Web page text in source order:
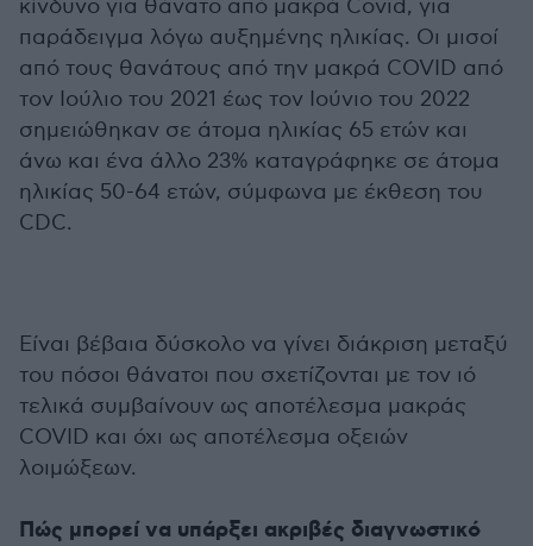
κίνδυνο για θάνατο από μακρά Covid, για
παράδειγμα λόγω αυξημένης ηλικίας. Οι μισοί
από τους θανάτους από την μακρά COVID από
τον Ιούλιο του 2021 έως τον Ιούνιο του 2022
σημειώθηκαν σε άτομα ηλικίας 65 ετών και
άνω και ένα άλλο 23% καταγράφηκε σε άτομα
ηλικίας 50-64 ετών, σύμφωνα με έκθεση του
CDC.
Είναι βέβαια δύσκολο να γίνει διάκριση μεταξύ
του πόσοι θάνατοι που σχετίζονται με τον ιό
τελικά συμβαίνουν ως αποτέλεσμα μακράς
COVID και όχι ως αποτέλεσμα οξειών
λοιμώξεων.
Πώς μπορεί να υπάρξει ακριβές διαγνωστικό